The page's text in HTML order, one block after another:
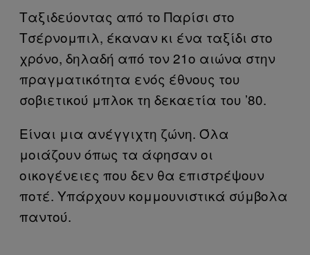
Ταξιδεύοντας από το Παρίσι στο
Τσέρνομπιλ, έκαναν κι ένα ταξίδι στο
χρόνο, δηλαδή από τον 21ο αιώνα στην
πραγματικότητα ενός έθνους του
σοβιετικού μπλοκ τη δεκαετία του ’80.
Είναι μια ανέγγιχτη ζώνη. Όλα
μοιάζουν όπως τα άφησαν οι
οικογένειες που δεν θα επιστρέψουν
ποτέ. Υπάρχουν κομμουνιστικά σύμβολα
παντού.